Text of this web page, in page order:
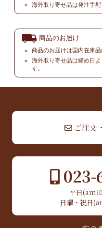
海外取り寄せ品は発注手配
商品のお届け
商品のお届けは国内在庫品
海外取り寄せ品は締め日
す。
ご注文
023-
平日
日曜・祝日